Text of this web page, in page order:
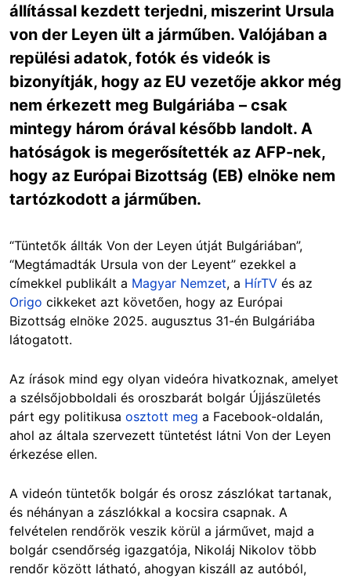
állítással kezdett terjedni, miszerint Ursula
von der Leyen ült a járműben. Valójában a
repülési adatok, fotók és videók is
bizonyítják, hogy az EU vezetője akkor még
nem érkezett meg Bulgáriába – csak
mintegy három órával később landolt. A
hatóságok is megerősítették az AFP-nek,
hogy az Európai Bizottság (EB) elnöke nem
tartózkodott a járműben.
“Tüntetők állták Von der Leyen útját Bulgáriában”,
“Megtámadták Ursula von der Leyent” ezekkel a
címekkel publikált a Magyar Nemzet, a HírTV és az
Origo cikkeket azt követően, hogy az Európai
Bizottság elnöke 2025. augusztus 31-én Bulgáriába
látogatott.
Az írások mind egy olyan videóra hivatkoznak, amelyet
a szélsőjobboldali és oroszbarát bolgár Újjászületés
párt egy politikusa osztott meg a Facebook-oldalán,
ahol az általa szervezett tüntetést látni Von der Leyen
érkezése ellen.
A videón tüntetők bolgár és orosz zászlókat tartanak,
és néhányan a zászlókkal a kocsira csapnak. A
felvételen rendőrök veszik körül a járművet, majd a
bolgár csendőrség igazgatója, Nikoláj Nikolov több
rendőr között látható, ahogyan kiszáll az autóból,